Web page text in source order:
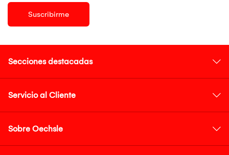
Suscribirme
Secciones destacadas
Servicio al Cliente
Sobre Oechsle